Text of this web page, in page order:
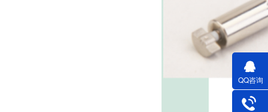
QQ咨询